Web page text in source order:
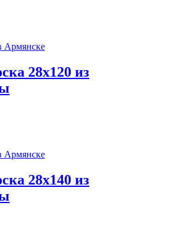
28х120 из
28х140 из